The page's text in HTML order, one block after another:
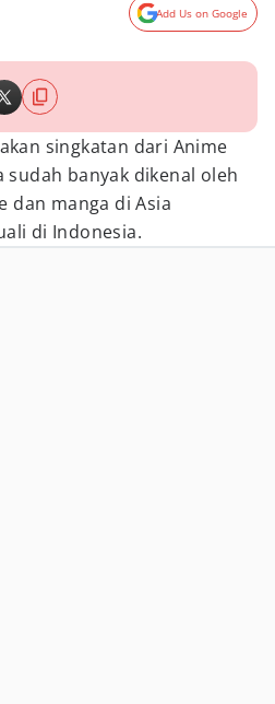
Add Us on Google
singkatan dari Anime
sudah banyak dikenal oleh
dan manga di Asia
di Indonesia.